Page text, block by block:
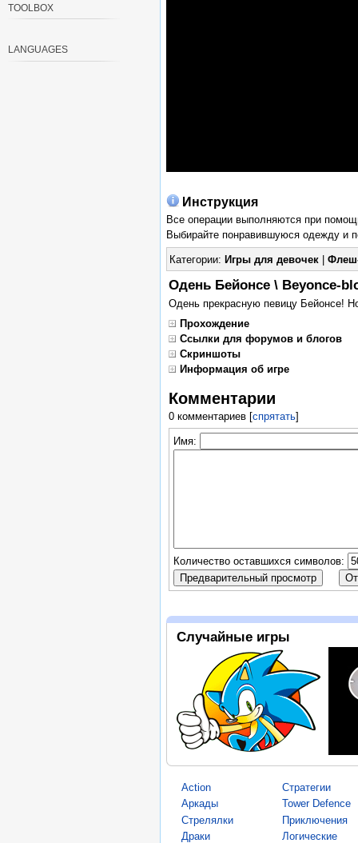
Инструкция
Все операции выполняются при
Выбирайте понравившуюся одежду и
Категории: Игры для девочек|
Одень Бейонсе \ Beyonce-
Одень прекрасную певицу Бейонсе!
Прохождение
Ссылки для форумов и блогов
Скриншоты
Информация об игре
Комментарии
0 комментариев[спрятать]
Имя:
Количество оставшихся символов:
Случайные игры
Action
Аркады
Стрелялки
Драки
Стратегии
Tower Defence
Приключения
Логические
TOOLBOX
LANGUAGES